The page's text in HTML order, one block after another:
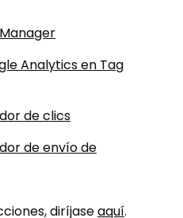
Analytics en Tag
de clics
de envío de
diríjaseaquí.